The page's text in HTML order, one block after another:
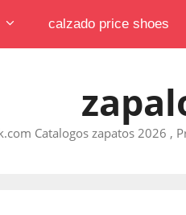
calzado price shoes
Catalogos zapatos 2026 ,